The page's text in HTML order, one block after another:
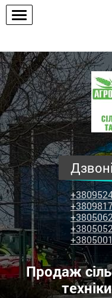
ПП
"Агродім-
центр"
-
продаж
техніки
та
запчастин
Продаж